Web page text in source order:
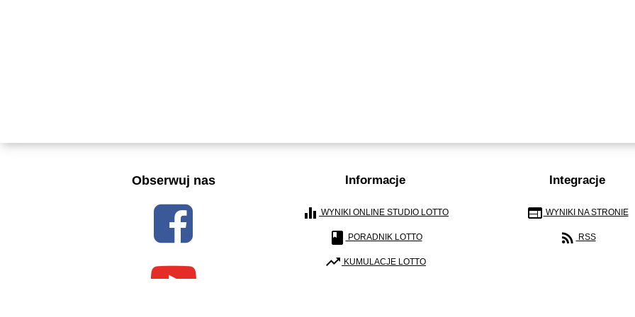
Obserwuj nas Informacje
equalizer WYNIKI ONLINE STUDIO LOTTO
book PORADNIK LOTTO
trending_up KUMULACJE LOTTO
Integracje
web WYNIKI NA STRONIE
rss_feed RSS